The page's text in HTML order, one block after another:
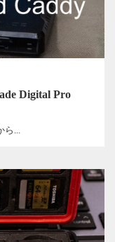
Digital Pro
...